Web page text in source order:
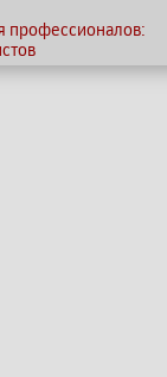
профессионалов: